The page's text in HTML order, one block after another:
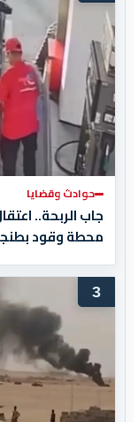
حوادث وقضايا
جاب الربحة..
محطة وقود
3